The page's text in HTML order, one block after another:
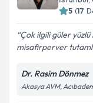
5 (17
Çok ilgili güler
misafirperver
Dr. Rasim Dönmez
Akasya AVM,